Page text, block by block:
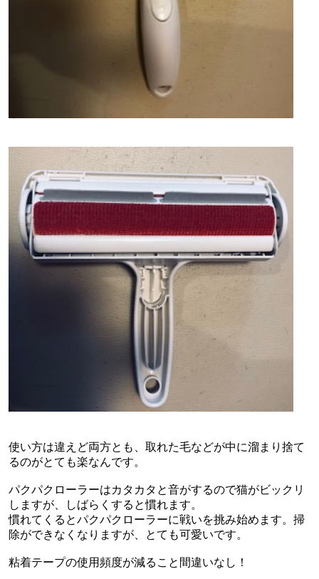
使い方は違えど両方とも、取れた毛などが中に溜まり捨て
るのがとても楽なんです。
パクパクローラーはカタカタと音がするので猫がビックリ
しますが、しばらくすると慣れます。
慣れてくるとパクパクローラーに戦いを挑み始めます。掃
除ができなくなりますが、とても可愛いです。
粘着テープの使用頻度が減ること間違いなし！